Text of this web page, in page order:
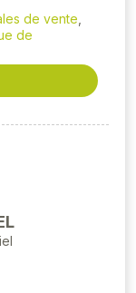
de vente
de